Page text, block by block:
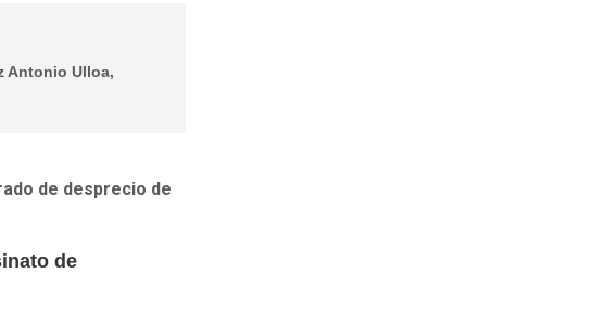
Antonio Ulloa,
de desprecio de
de